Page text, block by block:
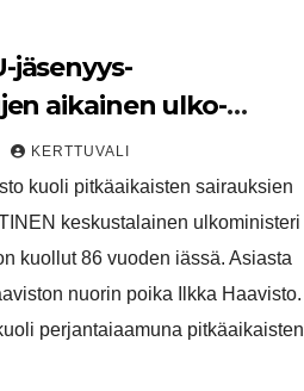
jäsenyys­
aikainen ulko­
Haavisto on
KERTTUVALI
kuoli pitkäaikaisten sairauksien
keskustalainen ulkoministeri
kuollut 86 vuoden iässä. Asiasta
nuorin poika Ilkka Haavisto.
perjantaiaamuna pitkäaikaisten